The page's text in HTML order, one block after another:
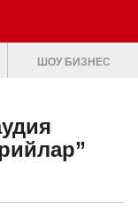
ШОУ БИЗНЕС